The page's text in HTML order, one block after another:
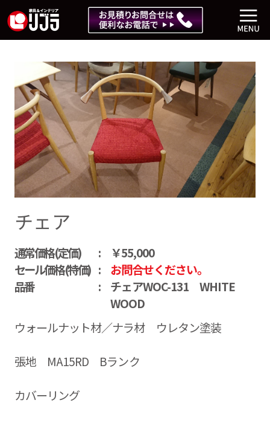
チェア
通常価格(定価)
￥55,000
セール価格(特価)
お問合せください。
品番
チェアWOC-131 WHITE
WOOD
ウォールナット材／ナラ材 ウレタン塗装
張地 MA15RD Bランク
カバーリング